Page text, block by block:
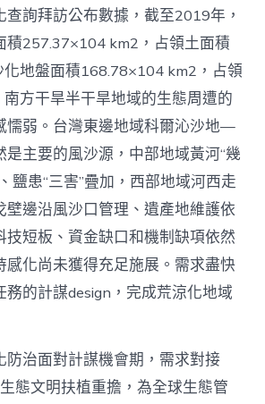
查詢拜訪公布數據，截至2019年，
積257.37×104 km2，占領土面積
地盤面積168.78×104 km2，占領
方干旱半干旱地域的生態周遭的
懦弱。台灣東邊地域科爾沁沙地—
是主要的風沙源，中部地域黃河“幾
鹽患“三害”疊加，西部地域河西走
邊沿風沙口管理、遺產地維護依
技短板、資金缺口和機制缺項依然
感化尚未獲得充足施展。需求盡快
務的計謀design，完成荒涼化地域
防治面對計謀機會期，需求對接
態文明扶植重擔，為全球生態管